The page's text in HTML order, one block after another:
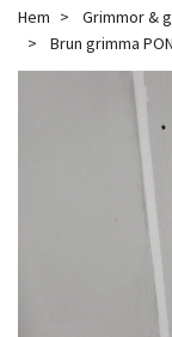
Hem Grimmor &
Brun grimma